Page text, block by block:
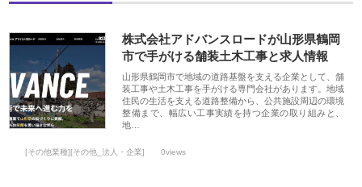
株式会社アドバンスロードが山形県鶴岡
市で手がける舗装土木工事と求人情報
山形県鶴岡市で地域の道路基盤を支える企業として、舗
装工事や土木工事を手がける専門会社があります。地域
住民の生活を支える道路整備から、公共施設周辺の環境
整備まで、幅広い工事実績を持つ企業の取り組みと、
地…
[その他業種][その他_法人・企業] 0views